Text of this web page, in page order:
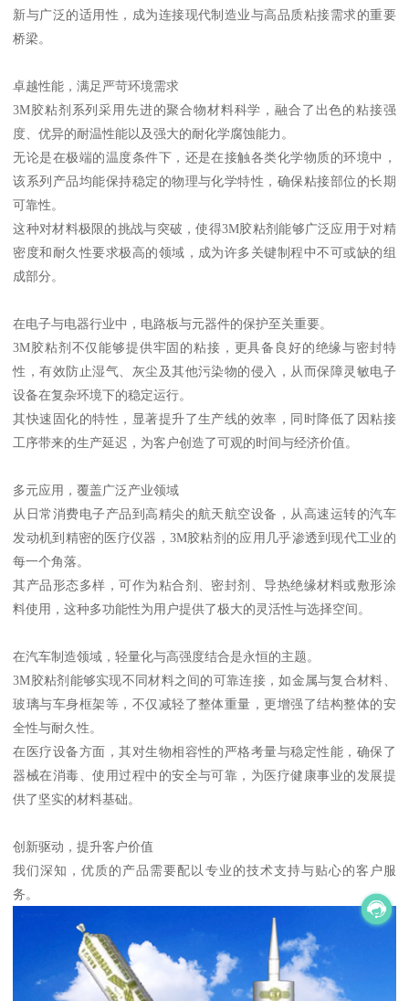
新与广泛的适用性，成为连接现代制造业与高品质粘接需求的重要
桥梁。
卓越性能，满足严苛环境需求
3M胶粘剂系列采用先进的聚合物材料科学，融合了出色的粘接强
度、优异的耐温性能以及强大的耐化学腐蚀能力。
无论是在极端的温度条件下，还是在接触各类化学物质的环境中，
该系列产品均能保持稳定的物理与化学特性，确保粘接部位的长期
可靠性。
这种对材料极限的挑战与突破，使得3M胶粘剂能够广泛应用于对精
密度和耐久性要求极高的领域，成为许多关键制程中不可或缺的组
成部分。
在电子与电器行业中，电路板与元器件的保护至关重要。
3M胶粘剂不仅能够提供牢固的粘接，更具备良好的绝缘与密封特
性，有效防止湿气、灰尘及其他污染物的侵入，从而保障灵敏电子
设备在复杂环境下的稳定运行。
其快速固化的特性，显著提升了生产线的效率，同时降低了因粘接
工序带来的生产延迟，为客户创造了可观的时间与经济价值。
多元应用，覆盖广泛产业领域
从日常消费电子产品到高精尖的航天航空设备，从高速运转的汽车
发动机到精密的医疗仪器，3M胶粘剂的应用几乎渗透到现代工业的
每一个角落。
其产品形态多样，可作为粘合剂、密封剂、导热绝缘材料或敷形涂
料使用，这种多功能性为用户提供了极大的灵活性与选择空间。
在汽车制造领域，轻量化与高强度结合是永恒的主题。
3M胶粘剂能够实现不同材料之间的可靠连接，如金属与复合材料、
玻璃与车身框架等，不仅减轻了整体重量，更增强了结构整体的安
全性与耐久性。
在医疗设备方面，其对生物相容性的严格考量与稳定性能，确保了
器械在消毒、使用过程中的安全与可靠，为医疗健康事业的发展提
供了坚实的材料基础。
创新驱动，提升客户价值
我们深知，优质的产品需要配以专业的技术支持与贴心的客户服
务。